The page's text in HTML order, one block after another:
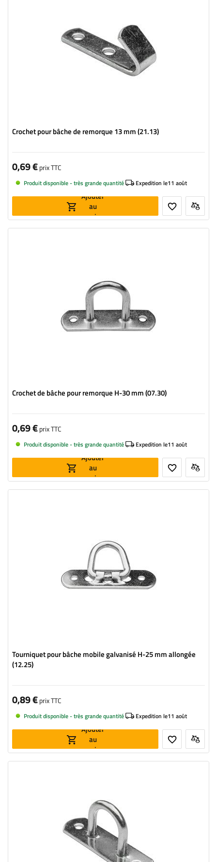
Crochet pour bâche de remorque 13 mm (21.13)
0,69 €prix TTC
Produit disponible - très grande quantité Expedition le11 août
Ajouter
au
panier
Crochet de bâche pour remorque H-30 mm (07.30)
0,69 €prix TTC
Produit disponible - très grande quantité Expedition le11 août
Ajouter
au
panier
Tourniquet pour bâche mobile galvanisé H-25 mm allongée
(12.25)
0,89 €prix TTC
Produit disponible - très grande quantité Expedition le11 août
Ajouter
au
panier
51 mm